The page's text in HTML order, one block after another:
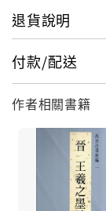
院所藏書法墨
退貨說明
付款/配送
作者相關書籍